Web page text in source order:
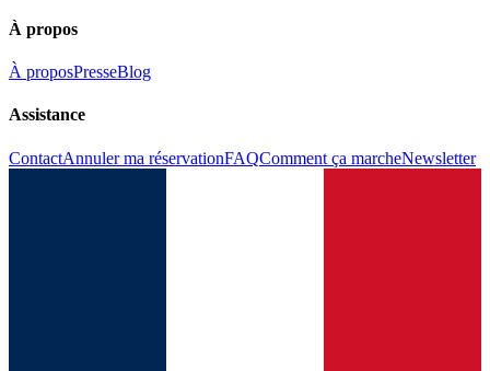
À propos
À proposPresseBlog
Assistance
ContactAnnuler ma réservationFAQComment ça marcheNewsletter